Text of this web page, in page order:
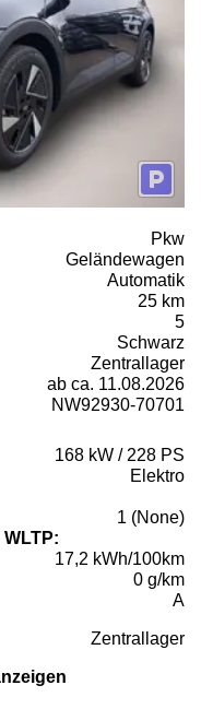
Pkw
Geländewagen
Automatik
25 km
5
Schwarz
Zentrallager
ab ca. 11.08.2026
NW92930-70701
168 kW / 228 PS
Elektro
1 (None)
17,2 kWh/100km
0 g/km
A
Zentrallager